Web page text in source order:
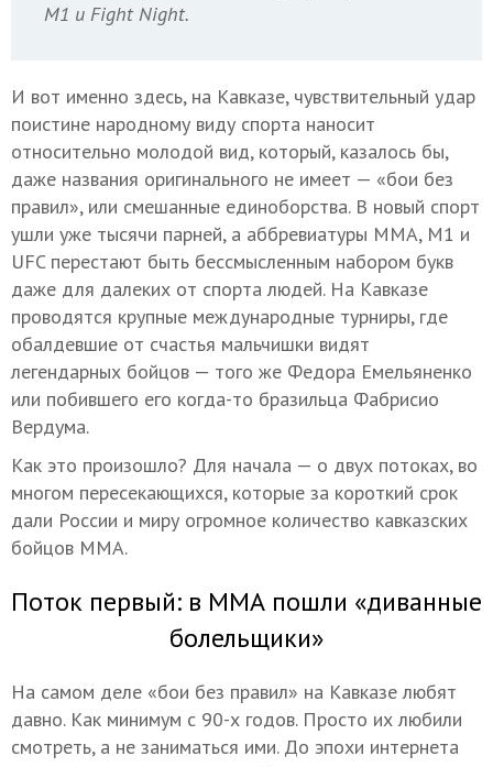
М1 и Fight Night.
И вот именно здесь, на Кавказе, чувствительный удар
поистине народному виду спорта наносит
относительно молодой вид, который, казалось бы,
даже названия оригинального не имеет — «бои без
правил», или смешанные единоборства. В новый спорт
ушли уже тысячи парней, а аббревиатуры ММА, М1 и
UFC перестают быть бессмысленным набором букв
даже для далеких от спорта людей. На Кавказе
проводятся крупные международные турниры, где
обалдевшие от счастья мальчишки видят
легендарных бойцов — того же Федора Емельяненко
или побившего его когда-то бразильца Фабрисио
Вердума.
Как это произошло? Для начала — о двух потоках, во
многом пересекающихся, которые за короткий срок
дали России и миру огромное количество кавказских
бойцов ММА.
Поток первый: в ММА пошли «диванные
болельщики»
На самом деле «бои без правил» на Кавказе любят
давно. Как минимум с 90-х годов. Просто их любили
смотреть, а не заниматься ими. До эпохи интернета